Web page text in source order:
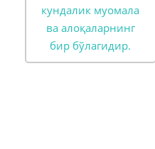
кундалик муомала
ва алоқаларнинг
бир бўлагидир.